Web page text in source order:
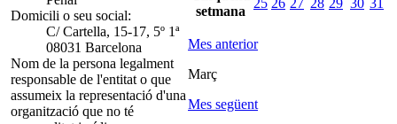
Domicili o seu social:
C/ Cartella, 15-17, 5º 1ª
08031 Barcelona
Nom de la persona legalment
responsable de l'entitat o que
assumeix la representació d'una
organització que no té
setmana
25 26 27 28 29 30 31
Mes anterior
Març
Mes següent